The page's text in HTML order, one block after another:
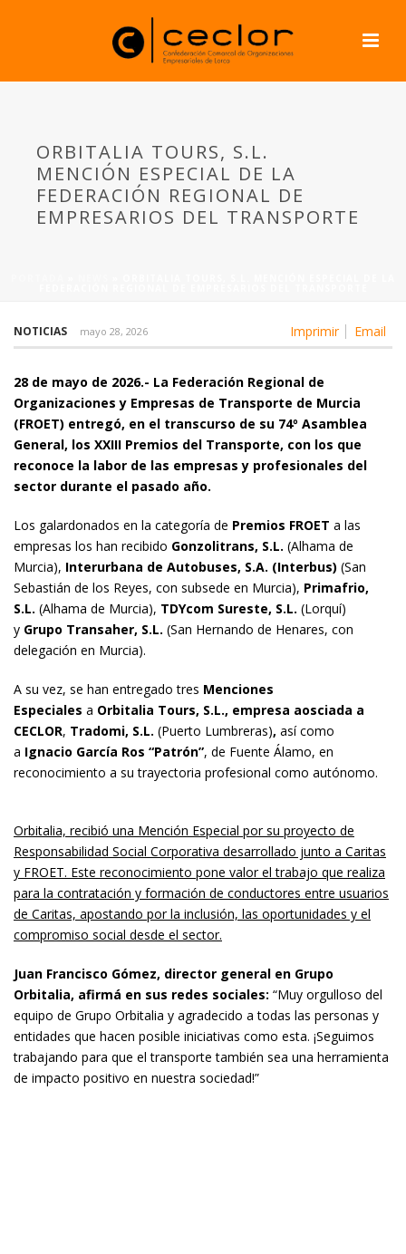
ORBITALIA TOURS, S.L.
MENCIÓN ESPECIAL DE LA
FEDERACIÓN REGIONAL DE
EMPRESARIOS DEL TRANSPORTE
Imprimir Email
NOTICIAS mayo 28, 2026
28 de mayo de 2026.- La Federación Regional de
Organizaciones y Empresas de Transporte de Murcia
(FROET) entregó, en el transcurso de su 74º Asamblea
General, los XXIII Premios del Transporte, con los que
reconoce la labor de las empresas y profesionales del
sector durante el pasado año.
Los galardonados en la categoría de Premios FROET a las
empresas los han recibido Gonzolitrans, S.L. (Alhama de
Murcia), Interurbana de Autobuses, S.A. (Interbus) (San
Sebastián de los Reyes, con subsede en Murcia), Primafrio,
S.L. (Alhama de Murcia), TDYcom Sureste, S.L. (Lorquí)
y Grupo Transaher, S.L. (San Hernando de Henares, con
delegación en Murcia).
A su vez, se han entregado tres Menciones
Especiales a Orbitalia Tours, S.L., empresa aosciada a
CECLOR, Tradomi, S.L. (Puerto Lumbreras), así como
a Ignacio García Ros “Patrón”, de Fuente Álamo, en
reconocimiento a su trayectoria profesional como autónomo.
Orbitalia, recibió una Mención Especial por su proyecto de
Responsabilidad Social Corporativa desarrollado junto a Caritas
y FROET. Este reconocimiento pone valor el trabajo que realiza
para la contratación y formación de conductores entre usuarios
de Caritas, apostando por la inclusión, las oportunidades y el
compromiso social desde el sector.
Juan Francisco Gómez, director general en Grupo
Orbitalia, afirmá en sus redes sociales: “Muy orgulloso del
equipo de Grupo Orbitalia y agradecido a todas las personas y
entidades que hacen posible iniciativas como esta. ¡Seguimos
trabajando para que el transporte también sea una herramienta
de impacto positivo en nuestra sociedad!”